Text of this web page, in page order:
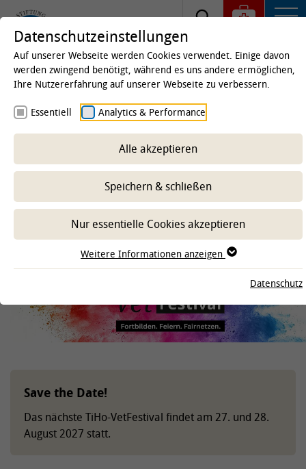
Veröffentlichungen
Presse-und
Öffentlichkeitsarbeit
TiHo-VetFestival
-- Unterbereich wählen --
Save the Date!
Das nächste TiHo-VetFestival findet am 27. und 28.
August 2027 statt.
Datenschutzeinstellungen
Auf unserer Webseite werden Cookies verwendet. Einige davon
werden zwingend benötigt, während es uns andere ermöglichen,
Ihre Nutzererfahrung auf unserer Webseite zu verbessern.
Essentiell Analytics & Performance
Alle akzeptieren
Speichern & schließen
Nur essentielle Cookies akzeptieren
Weitere Informationen anzeigen
Datenschutz